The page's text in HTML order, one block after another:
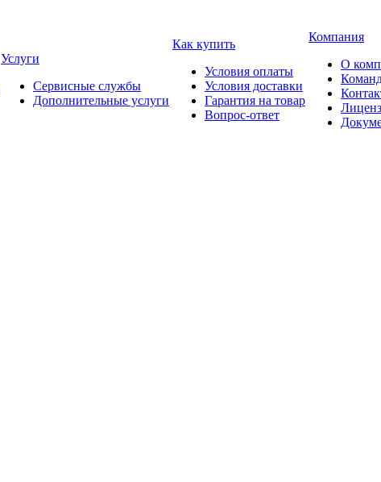
Услуги
Сервисные службы
Дополнительные услуги
Как купить
Условия оплаты
Условия доставки
Гарантия на товар
Вопрос-ответ
Компания
О